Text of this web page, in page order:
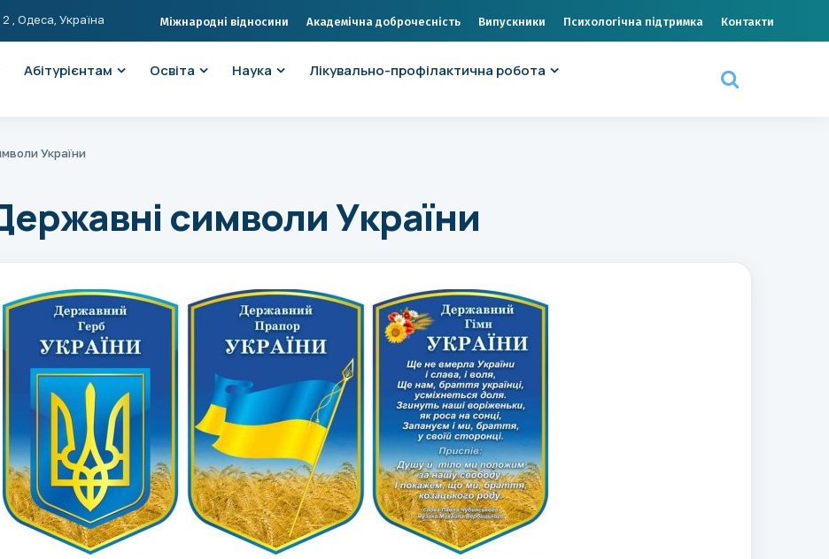
2 , Одеса, Україна Міжнародні відносини Академічна доброчесність Випускники Психологічна підтримка Контакти
Абітурієнтам Освіта Наука
Лікувально-профілактична робота
України
символи України